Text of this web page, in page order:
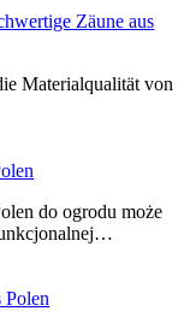
Zäune aus
Materialqualität von
do ogrodu może
Polen